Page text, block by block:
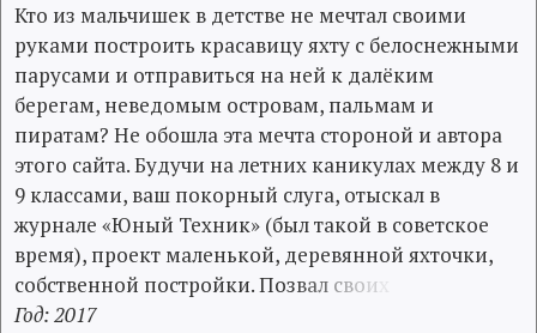
Кто из мальчишек в детстве не мечтал своими
руками построить красавицу яхту с белоснежными
парусами и отправиться на ней к далёким
берегам, неведомым островам, пальмам и
пиратам? Не обошла эта мечта стороной и автора
этого сайта. Будучи на летних каникулах между 8 и
9 классами, ваш покорный слуга, отыскал в
журнале «Юный Техник» (был такой в советское
время), проект маленькой, деревянной яхточки,
собственной постройки. Позвал свои
Год: 2017